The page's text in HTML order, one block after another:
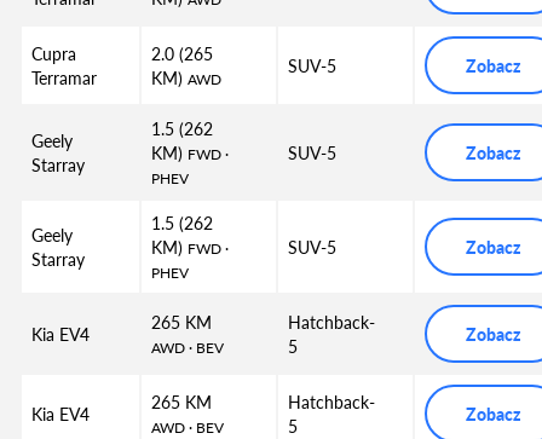
Cupra
Terramar
2.0 (265
KM) AWD
SUV-5 Zobacz
Geely
Starray
1.5 (262
KM) FWD·
PHEV
SUV-5 Zobacz
Geely
Starray
1.5 (262
KM) FWD·
PHEV
SUV-5 Zobacz
Kia EV4 265 KM
AWD· BEV
Hatchback-
5
Zobacz
Kia EV4 265 KM
AWD· BEV
Hatchback-
5
Zobacz